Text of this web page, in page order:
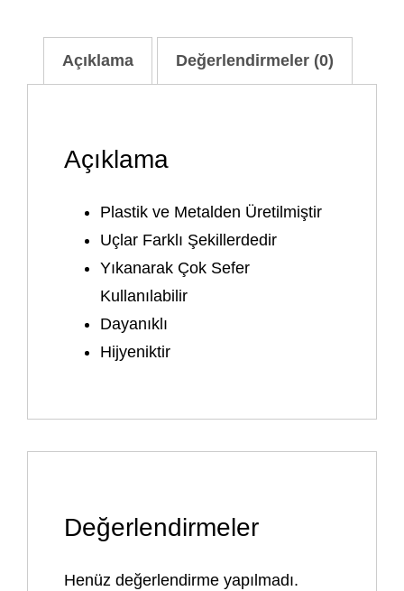
Açıklama Değerlendirmeler (0)
Açıklama
Plastik ve Metalden Üretilmiştir
Uçlar Farklı Şekillerdedir
Yıkanarak Çok Sefer
Kullanılabilir
Dayanıklı
Hijyeniktir
Değerlendirmeler
Henüz değerlendirme yapılmadı.